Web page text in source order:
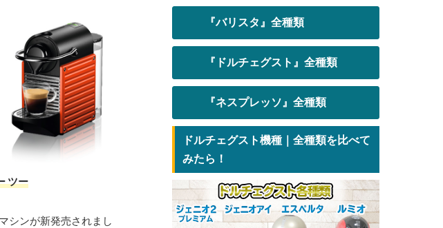
ツー
シンが新発売されまし
『バリスタ』全種類
『ドルチェグスト』全種類
『ネスプレッソ』全種類
ドルチェグスト機種｜全種類を比べて
みたら！